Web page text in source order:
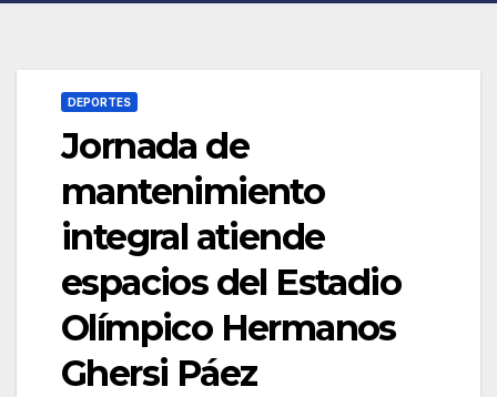
DEPORTES
Jornada de
mantenimiento
integral atiende
espacios del Estadio
Olímpico Hermanos
Ghersi Páez